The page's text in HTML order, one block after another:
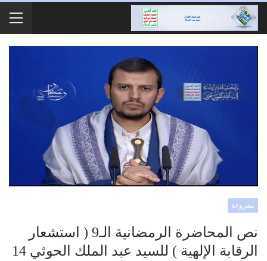
مقروءة
نص المحاضرة الرمضانية الـ9 ( استشعار
الرقابة الإلهية ) للسيد عبد الملك الحوثي 14